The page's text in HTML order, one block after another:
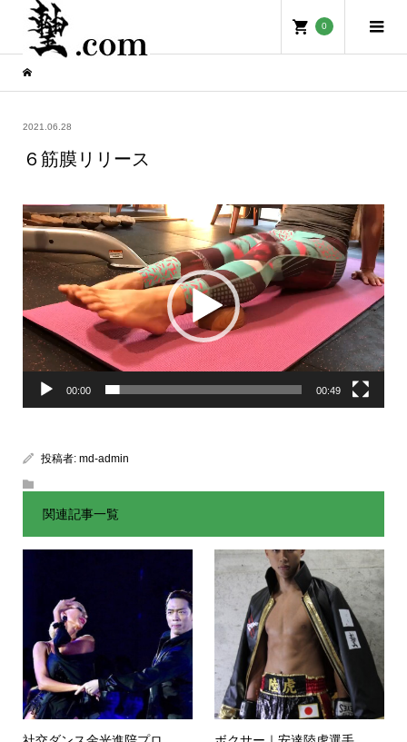
0
2021.06.28
６筋膜リリース
動
画
プ
レ
ー
ヤ
00:00 00:49
投稿者: md-admin
関連記事一覧